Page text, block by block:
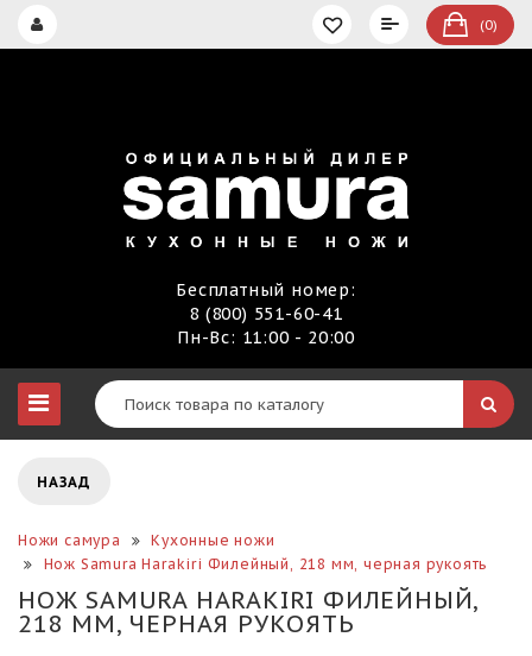
(0)
Бесплатный номер:
8 (800) 551-60-41
Пн-Вс: 11:00 - 20:00
НАЗАД
Ножи самура
Кухонные ножи
Нож Samura Harakiri Филейный, 218 мм, черная рукоять
НОЖ SAMURA HARAKIRI ФИЛЕЙНЫЙ,
218 ММ, ЧЕРНАЯ РУКОЯТЬ